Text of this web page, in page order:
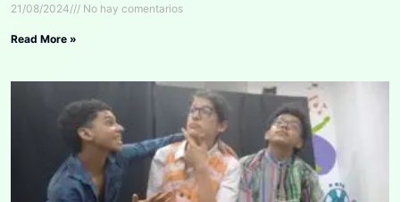
21/08/2024 No hay comentarios
Read More »